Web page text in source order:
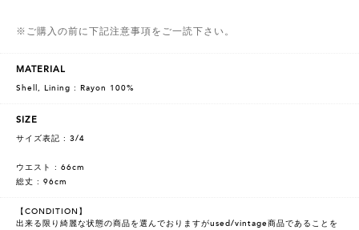
※ご購入の前に下記注意事項をご一読下さい。
MATERIAL
Shell, Lining : Rayon 100%
SIZE
サイズ表記 : 3/4
ウエスト : 66cm
総丈 : 96cm
【CONDITION】
出来る限り綺麗な状態の商品を選んでおりますがused/vintage商品であることを